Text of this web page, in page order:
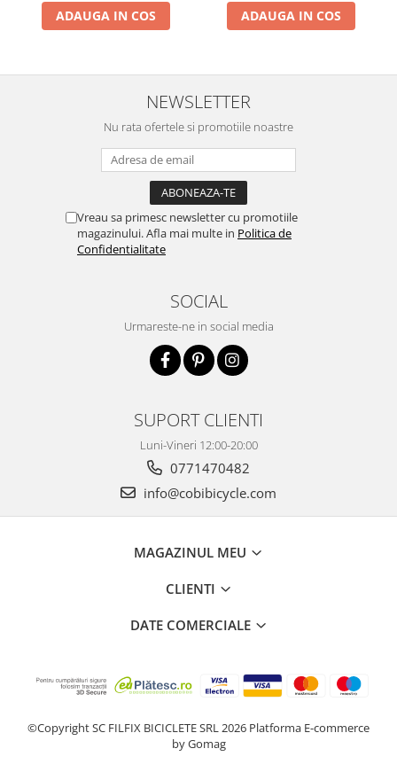
ADAUGA IN COS ADAUGA IN COS
NEWSLETTER
Nu rata ofertele si promotiile noastre
Vreau sa primesc newsletter cu promotiile
magazinului. Afla mai multe in Politica de
Confidentialitate
SOCIAL
Urmareste-ne in social media
SUPORT CLIENTI
Luni-Vineri 12:00-20:00
0771470482
info@cobibicycle.com
MAGAZINUL MEU
CLIENTI
DATE COMERCIALE
©Copyright SC FILFIX BICICLETE SRL 2026 Platforma E-commerce
by Gomag